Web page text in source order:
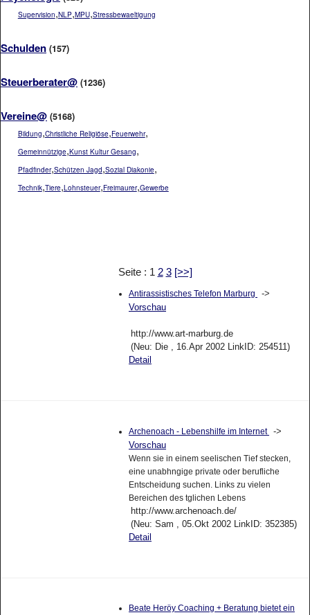
Supervision,NLP,MPU,Stressbewaeltigung
Schulden (157)
Steuerberater@ (1236)
Vereine@ (5168)
Bildung,Christliche Religiöse,Feuerwehr,
Gemeinnützige,Kunst Kultur Gesang,
Pfadfinder,Schützen Jagd,Sozial Diakonie,
Technik,Tiere,Lohnsteuer,Freimaurer,Gewerbe
Seite : 1 2 3 [>>]
Antirassistisches Telefon Marburg
->
Vorschau
http://www.art-marburg.de
(Neu: Die , 16.Apr 2002 LinkID: 254511)
Detail
Archenoach - Lebenshilfe im Internet ->
Vorschau
Wenn sie in einem seelischen Tief stecken,
eine unabhngige private oder berufliche
Entscheidung suchen. Links zu vielen
Bereichen des tglichen Lebens
http://www.archenoach.de/
(Neu: Sam , 05.Okt 2002 LinkID: 352385)
Detail
Beate Heröy Coaching + Beratung bietet ein